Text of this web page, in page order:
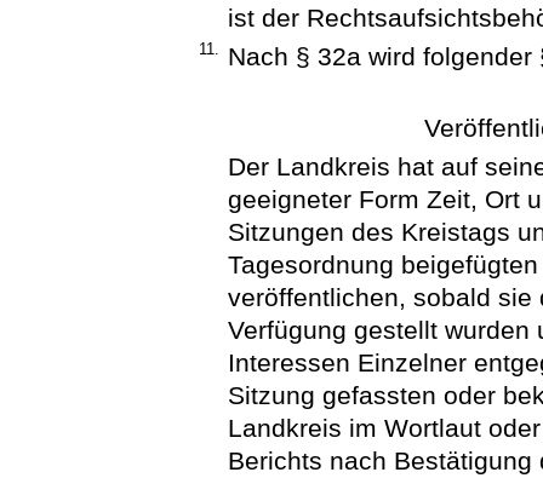
ist der
11. Nach § 32a wird folgender
Der Landkreis hat auf
geeigneter Form Zeit, Ort
Sitzungen des Kreistags
Tagesordnung
veröffentlichen, sobald
Verfügung gestellt
Interessen Einzelner
Sitzung gefassten oder
Landkreis im Wortlaut
Berichts nach